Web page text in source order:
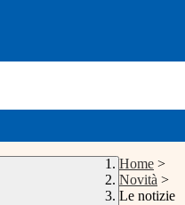
Home >
Novità >
Le notizie